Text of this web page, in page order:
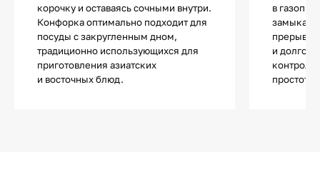
корочку и оставаясь сочными внутри.
Конфорка оптимально подходит для
посуды с закругленным дном,
традиционно использующихся для
приготовления азиатских
и восточных блюд.
в
и